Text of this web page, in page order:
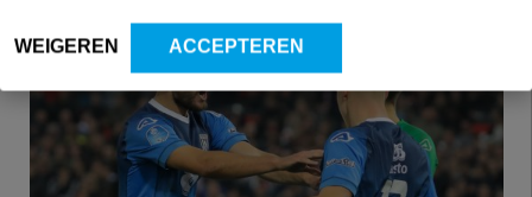
WEIGEREN ACCEPTEREN